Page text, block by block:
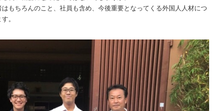
もちろんのこと、社員も含め、今後重要となってくる外国人人材につ
。